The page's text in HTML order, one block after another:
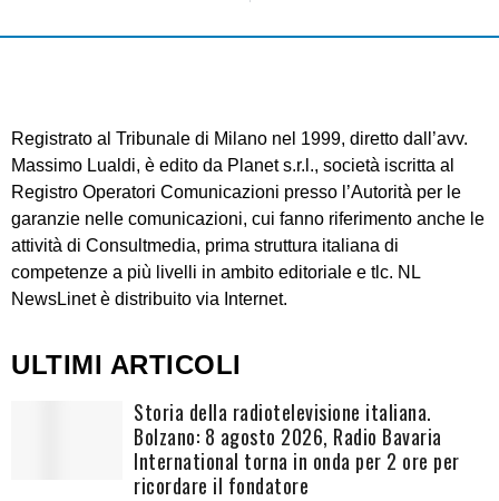
Registrato al Tribunale di Milano nel 1999, diretto dall’avv.
Massimo Lualdi, è edito da Planet s.r.l., società iscritta al
Registro Operatori Comunicazioni presso l’Autorità per le
garanzie nelle comunicazioni, cui fanno riferimento anche le
attività di Consultmedia, prima struttura italiana di
competenze a più livelli in ambito editoriale e tlc. NL
NewsLinet è distribuito via Internet.
ULTIMI ARTICOLI
Storia della radiotelevisione italiana.
Bolzano: 8 agosto 2026, Radio Bavaria
International torna in onda per 2 ore per
ricordare il fondatore